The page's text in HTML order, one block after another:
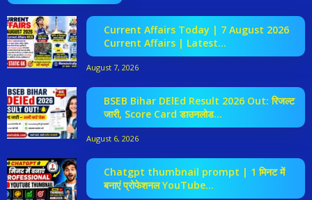
Current Affairs Today | 7 August 2026
Current Affairs | Latest...
August 7, 2026
BSEB Bihar DElEd Result 2026 Out: रिजल्ट
जारी, Score Card डाउनलोड...
August 6, 2026
Chatgpt thumbnail prompt | 1 मिनट में
बनाएं प्रोफेशनल YouTube...